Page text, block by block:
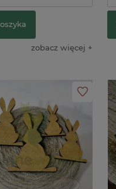
zobacz więcej